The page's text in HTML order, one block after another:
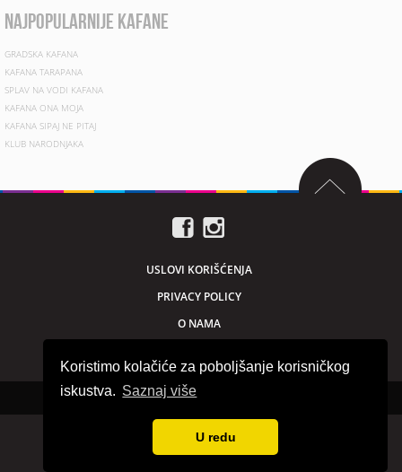
Koristimo kolačiće za poboljšanje korisničkog
iskustva. Saznaj više
U redu
najpopularnije kafane
GRADSKA KAFANA
KAFANA TARAPANA
SPLAV NA VODI KAFANA
KAFANA ONA MOJA
KAFANA SIPAJ NE PITAJ
KLUB NARODNJAKA
USLOVI KORIŠĆENJA
PRIVACY POLICY
O NAMA
Sva prava zadržana © 2026. beogradnocu.com